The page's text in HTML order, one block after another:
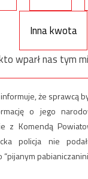
Inna kwota
wparł nas tym
że sprawcą
o jego
z Komendą
policja nie